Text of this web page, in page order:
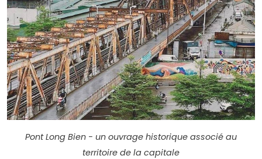
Pont Long Bien - un ouvrage historique associé au
territoire de la capitale